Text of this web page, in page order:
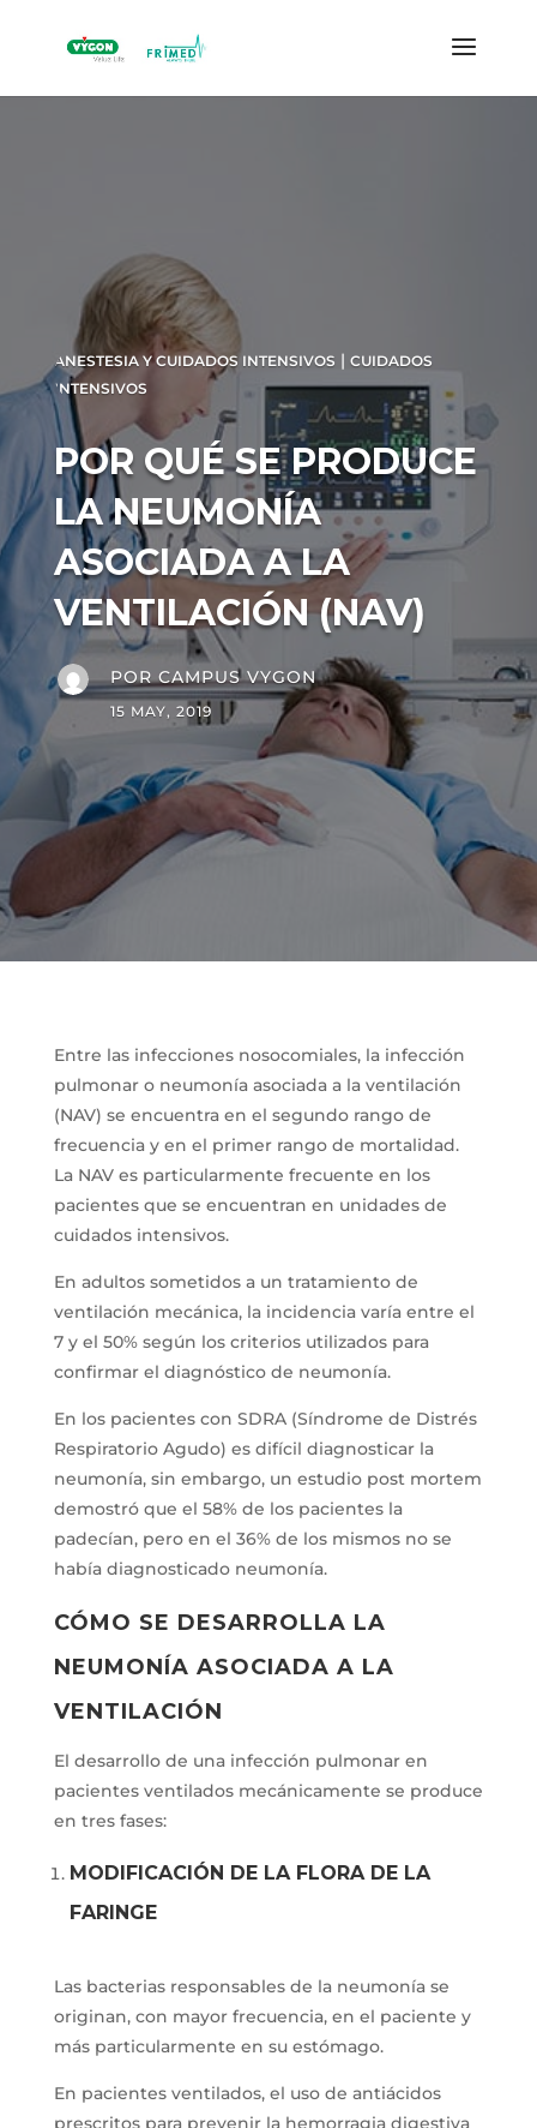
ANESTESIA Y CUIDADOS INTENSIVOS | CUIDADOS
INTENSIVOS
POR QUÉ SE PRODUCE
LA NEUMONÍA
ASOCIADA A LA
VENTILACIÓN (NAV)
PORCAMPUS VYGON
15 MAY, 2019
Entre las infecciones nosocomiales, la infección
pulmonar o neumonía asociada a la ventilación
(NAV) se encuentra en el segundo rango de
frecuencia y en el primer rango de mortalidad.
La NAV es particularmente frecuente en los
pacientes que se encuentran en unidades de
cuidados intensivos.
En adultos sometidos a un tratamiento de
ventilación mecánica, la incidencia varía entre el
7 y el 50% según los criterios utilizados para
confirmar el diagnóstico de neumonía.
En los pacientes con SDRA (Síndrome de Distrés
Respiratorio Agudo) es difícil diagnosticar la
neumonía, sin embargo, un estudio post mortem
demostró que el 58% de los pacientes la
padecían, pero en el 36% de los mismos no se
había diagnosticado neumonía.
CÓMO SE DESARROLLA LA
NEUMONÍA ASOCIADA A LA
VENTILACIÓN
El desarrollo de una infección pulmonar en
pacientes ventilados mecánicamente se produce
en tres fases:
MODIFICACIÓN DE LA FLORA DE LA
FARINGE
Las bacterias responsables de la neumonía se
originan, con mayor frecuencia, en el paciente y
más particularmente en su estómago.
En pacientes ventilados, el uso de antiácidos
prescritos para prevenir la hemorragia digestiva